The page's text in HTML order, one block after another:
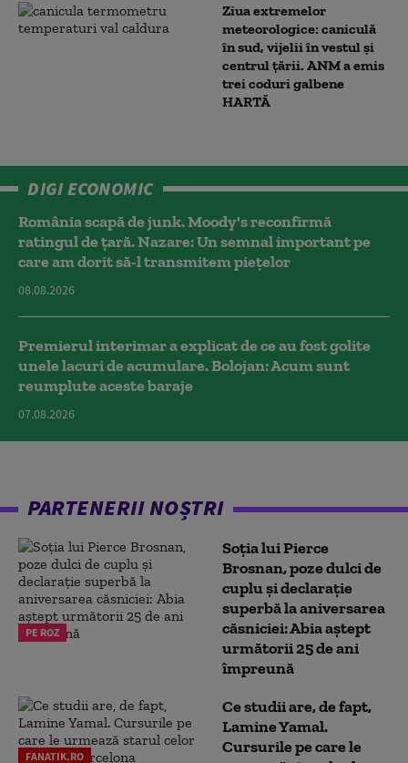
Ziua extremelor
meteorologice: caniculă
în sud, vijelii în vestul și
centrul țării. ANM a emis
trei coduri galbene
HARTĂ
DIGI ECONOMIC
România scapă de junk. Moody's reconfirmă
ratingul de țară. Nazare: Un semnal important pe
care am dorit să-l transmitem piețelor
08.08.2026
Premierul interimar a explicat de ce au fost golite
unele lacuri de acumulare. Bolojan: Acum sunt
reumplute aceste baraje
07.08.2026
PARTENERII NOȘTRI
PE ROZ
Soția lui Pierce
Brosnan, poze dulci de
cuplu și declarație
superbă la aniversarea
căsniciei: Abia aștept
următorii 25 de ani
împreună
FANATIK.RO
Ce studii are, de fapt,
Lamine Yamal.
Cursurile pe care le